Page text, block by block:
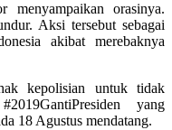
menyampaikan orasinya.
Aksi tersebut sebagai
akibat merebaknya
kepolisian untuk tidak
yang
18 Agustus mendatang.